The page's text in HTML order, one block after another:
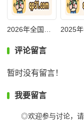
评论留言
暂时没有留言！
我要留言
◎欢迎参与讨论，请